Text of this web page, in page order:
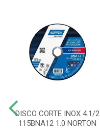
DISCO CORTE INOX 4.1/2
115BNA12 1.0 NORTON